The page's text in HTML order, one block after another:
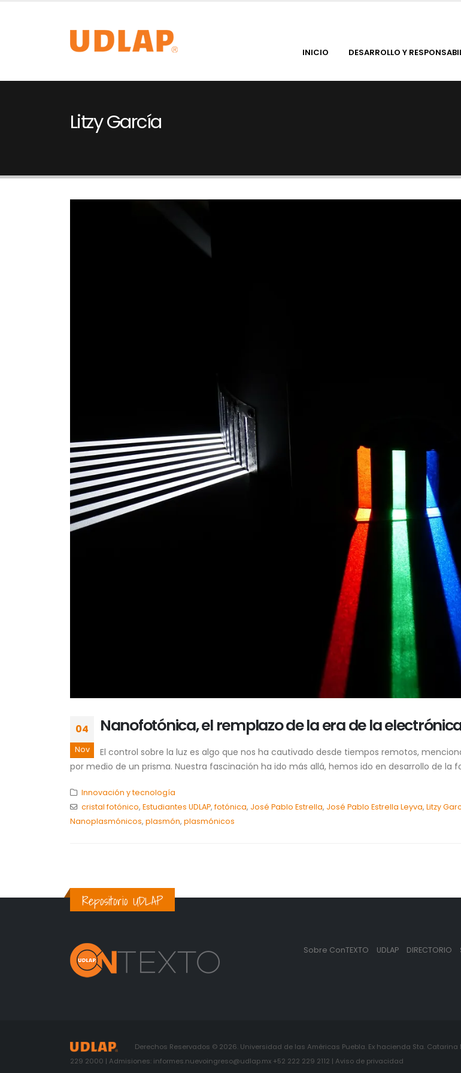
INICIO DESARROLLO Y
Litzy García
04
Nov
Nanofotónica, el remplazo de la era de la
El control sobre la luz es algo que nos ha cautivado desde tiempos remotos,
por medio de un prisma. Nuestra fascinación ha ido más allá, hemos ido en desarrollo de la
Innovación y tecnología
cristal fotónico, Estudiantes UDLAP, fotónica, José Pablo Estrella, José Pablo Estrella Leyva, Litzy
Nanoplasmónicos, plasmón, plasmónicos
Repositorio UDLAP
Sobre ConTEXTO UDLAP DIRECTORIO
Derechos Reservados © 2026. Universidad de las Américas Puebla. Ex hacienda Sta. Catarina
229 2000 | Admisiones: informes.nuevoingreso@udlap.mx +52 222 229 2112 | Aviso de privacidad